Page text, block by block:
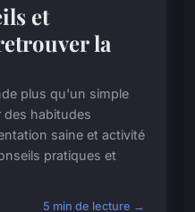
et
la
plus qu'un simple
des habitudes
saine et activité
pratiques et
5 min de lecture →